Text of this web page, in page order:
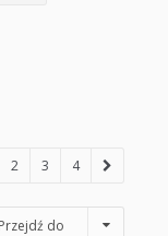
2 3 4
Przejdź do